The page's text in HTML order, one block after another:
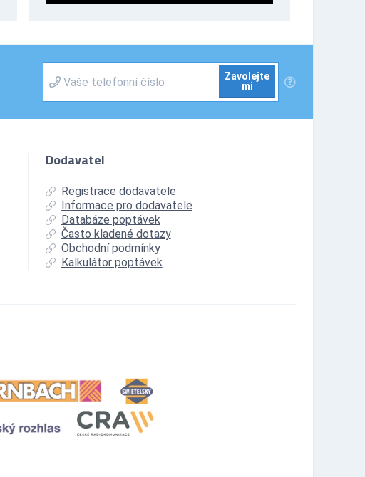
Zavolejte
mi
Dodavatel
Registrace dodavatele
Informace pro dodavatele
Databáze poptávek
Často kladené dotazy
Obchodní podmínky
Kalkulátor poptávek